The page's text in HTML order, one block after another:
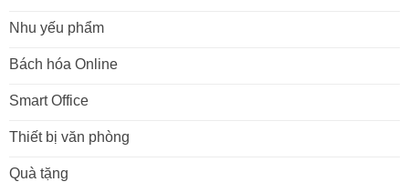
Nhu yếu phẩm
Bách hóa Online
Smart Office
Thiết bị văn phòng
Quà tặng